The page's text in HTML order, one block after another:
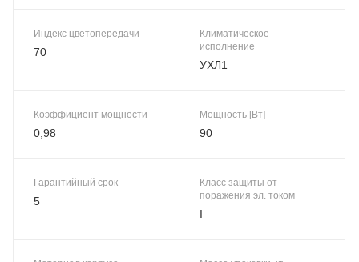
Индекс цветопередачи
70
Климатическое
исполнение
УХЛ1
Коэффициент мощности
0,98
Мощность [Вт]
90
Гарантийный срок
5
Класс защиты от
поражения эл. током
I